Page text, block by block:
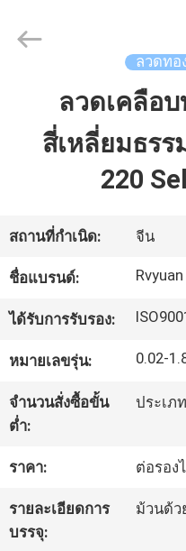
ผลิตภัณฑ์
วิดีโอ
เกี่ยว
กับ
เรา
ทัวร์
โรงงาน
Electric
Material
ลวดทอ
ลวดเคลือ
สี่เหลี่ยมธรร
220
สถานที่กำเนิด: จีน
ชื่อแบรนด์: Rvyuan
ได้รับการรับรอง:
หมายเลขรุ่น: 0.02-
จำนวนสั่งซื้อขั้น
ต่ำ:
ประเภ
ราคา: ต่อรอง
รายละเอียดการ
บรรจุ:
ม้วนด้ว